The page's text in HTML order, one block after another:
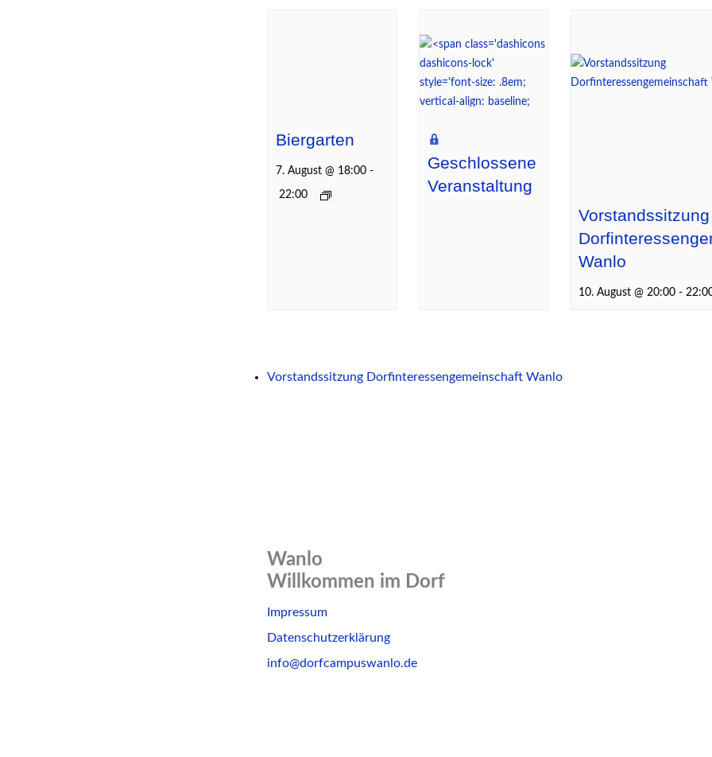
Biergarten
7. August @ 18:00 -
22:00
Geschlossene
Veranstaltung
Vorstandssitzung
Wanlo
10. August @ 20:00 -
Vorstandssitzung Dorfinteressengemeinschaft Wanlo
Wanlo
Willkommen im Dorf
Skip
to
Impressum
Datenschutzerklärung
info@dorfcampuswanlo.de